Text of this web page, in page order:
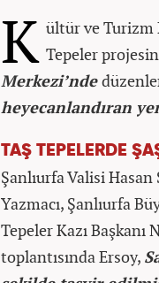
K ültür ve Turizm
Tepeler
Merkezi’nde
heyecanlandıran
TAŞ TEPELERDE
Şanlıurfa Valisi
Yazmacı, Şanlıurfa
Tepeler Kazı Başkanı
toplantısında Ersoy,